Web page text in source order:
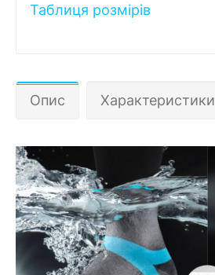
Таблиця розмірів
Опис Характеристики